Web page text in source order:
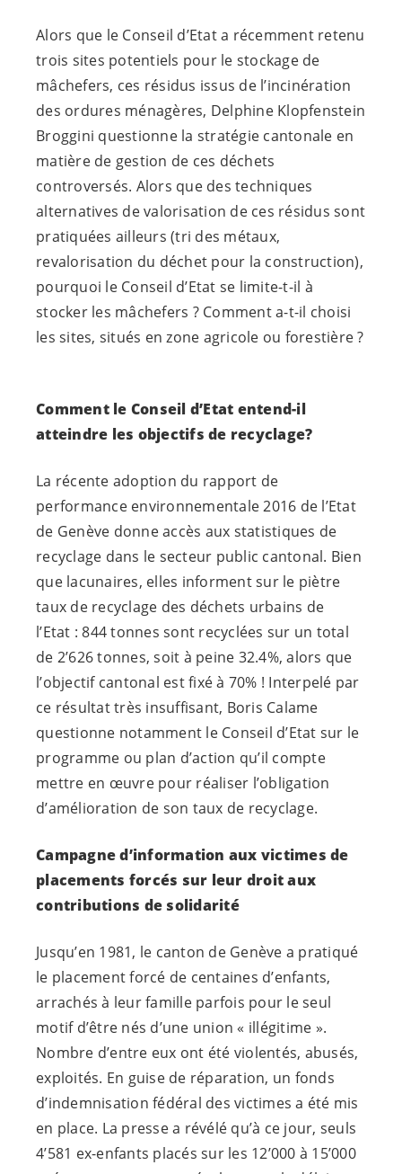
Alors que le Conseil d’Etat a récemment retenu
trois sites potentiels pour le stockage de
mâchefers, ces résidus issus de l’incinération
des ordures ménagères, Delphine Klopfenstein
Broggini questionne la stratégie cantonale en
matière de gestion de ces déchets
controversés. Alors que des techniques
alternatives de valorisation de ces résidus sont
pratiquées ailleurs (tri des métaux,
revalorisation du déchet pour la construction),
pourquoi le Conseil d’Etat se limite-t-il à
stocker les mâchefers ? Comment a-t-il choisi
les sites, situés en zone agricole ou forestière ?
Comment le Conseil d’Etat entend-il
atteindre les objectifs de recyclage?
La récente adoption du rapport de
performance environnementale 2016 de l’Etat
de Genève donne accès aux statistiques de
recyclage dans le secteur public cantonal. Bien
que lacunaires, elles informent sur le piètre
taux de recyclage des déchets urbains de
l’Etat : 844 tonnes sont recyclées sur un total
de 2’626 tonnes, soit à peine 32.4%, alors que
l’objectif cantonal est fixé à 70% ! Interpelé par
ce résultat très insuffisant, Boris Calame
questionne notamment le Conseil d’Etat sur le
programme ou plan d’action qu’il compte
mettre en œuvre pour réaliser l’obligation
d’amélioration de son taux de recyclage.
Campagne d’information aux victimes de
placements forcés sur leur droit aux
contributions de solidarité
Jusqu’en 1981, le canton de Genève a pratiqué
le placement forcé de centaines d’enfants,
arrachés à leur famille parfois pour le seul
motif d’être nés d’une union « illégitime ».
Nombre d’entre eux ont été violentés, abusés,
exploités. En guise de réparation, un fonds
d’indemnisation fédéral des victimes a été mis
en place. La presse a révélé qu’à ce jour, seuls
4’581 ex-enfants placés sur les 12’000 à 15’000